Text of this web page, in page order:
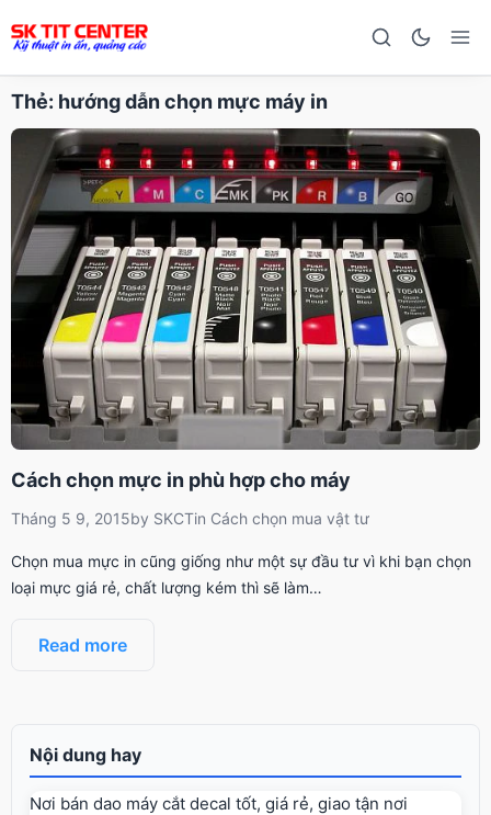
Thẻ: hướng dẫn chọn mực máy in
Cách chọn mực in phù hợp cho máy
Tháng 5 9, 2015by SKCTin Cách chọn mua vật tư
Chọn mua mực in cũng giống như một sự đầu tư vì khi bạn chọn
loại mực giá rẻ, chất lượng kém thì sẽ làm…
Read more
Nội dung hay
Nơi bán dao máy cắt decal tốt, giá rẻ, giao tận nơi